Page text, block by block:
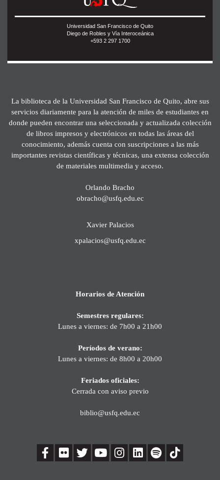
Universidad San Francisco de Quito
Diego de Robles y Vía Interoceánica
+593 2 297 1700
La biblioteca de la Universidad San Francisco de Quito, abre sus
servicios diariamente para la atención de miles de estudiantes en
donde pueden encontrar una seleccionada y actualizada colección
de libros impresos y electrónicos en todas las áreas del
conocimiento, además cuenta con suscripciones a las más
importantes revistas científicas y técnicas, una extensa colección
de materiales multimedia y acceso.
Orlando Bracho
obracho@usfq.edu.ec
Xavier Palacios
xpalacios@usfq.edu.ec
Horarios de Atención
Semestres regulares:
Lunes a viernes: de 7h00 a 21h00
Períodos de verano:
Lunes a viernes: de 8h00 a 20h00
Feriados oficiales:
Cerrada con aviso previo
biblio@usfq.edu.ec